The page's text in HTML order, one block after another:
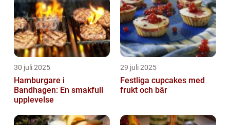
30 juli 2025
Hamburgare i
Bandhagen: En smakfull
upplevelse
29 juli 2025
Festliga cupcakes med
frukt och bär